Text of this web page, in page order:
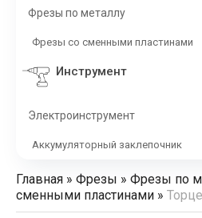
Фрезы по металлу
Фрезы со сменными пластинами
Инструмент
Электроинструмент
Аккумуляторный заклепочник
Главная » Фрезы » Фрезы по
сменными пластинами »